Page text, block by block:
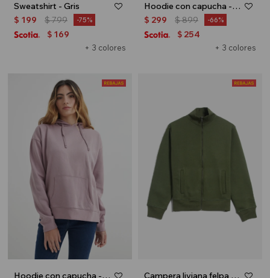
Sweatshirt - Gris
+ 3 colores
$ 199 $799 75
$ 169
Hoodie con capucha - Celeste
+ 3 colores
$ 299 $899 66
$ 254
Hoodie con capucha - Rosa Campera liviana felpa - UNISEX - Verde oliva